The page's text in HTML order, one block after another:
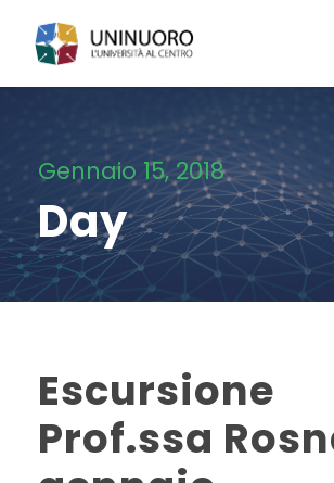
Gennaio 15, 2018
Day
Escursione
Prof.ssa